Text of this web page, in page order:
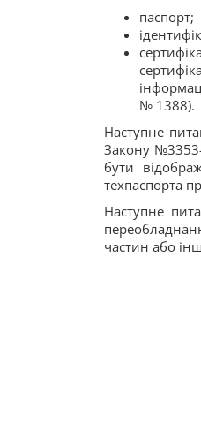
паспорт;
№ 1388).
Наступне
Закону
бути
техпаспорта
Наступне
частин або